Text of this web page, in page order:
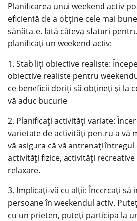
Planificarea unui weekend activ
eficientă de a obține cele mai
sănătate. Iată câteva sfaturi
planificați un weekend activ:
1. Stabiliți obiective realiste:
obiective realiste pentru
ce beneficii doriți să obțineți și la
vă aduc bucurie.
2. Planificați activități variate:
varietate de activități pentru a vă
vă asigura că vă antrenați
activități fizice, activități
relaxare.
3. Implicați-vă cu alții: Încercați să
persoane în weekendul activ.
cu un prieten, puteți participa la